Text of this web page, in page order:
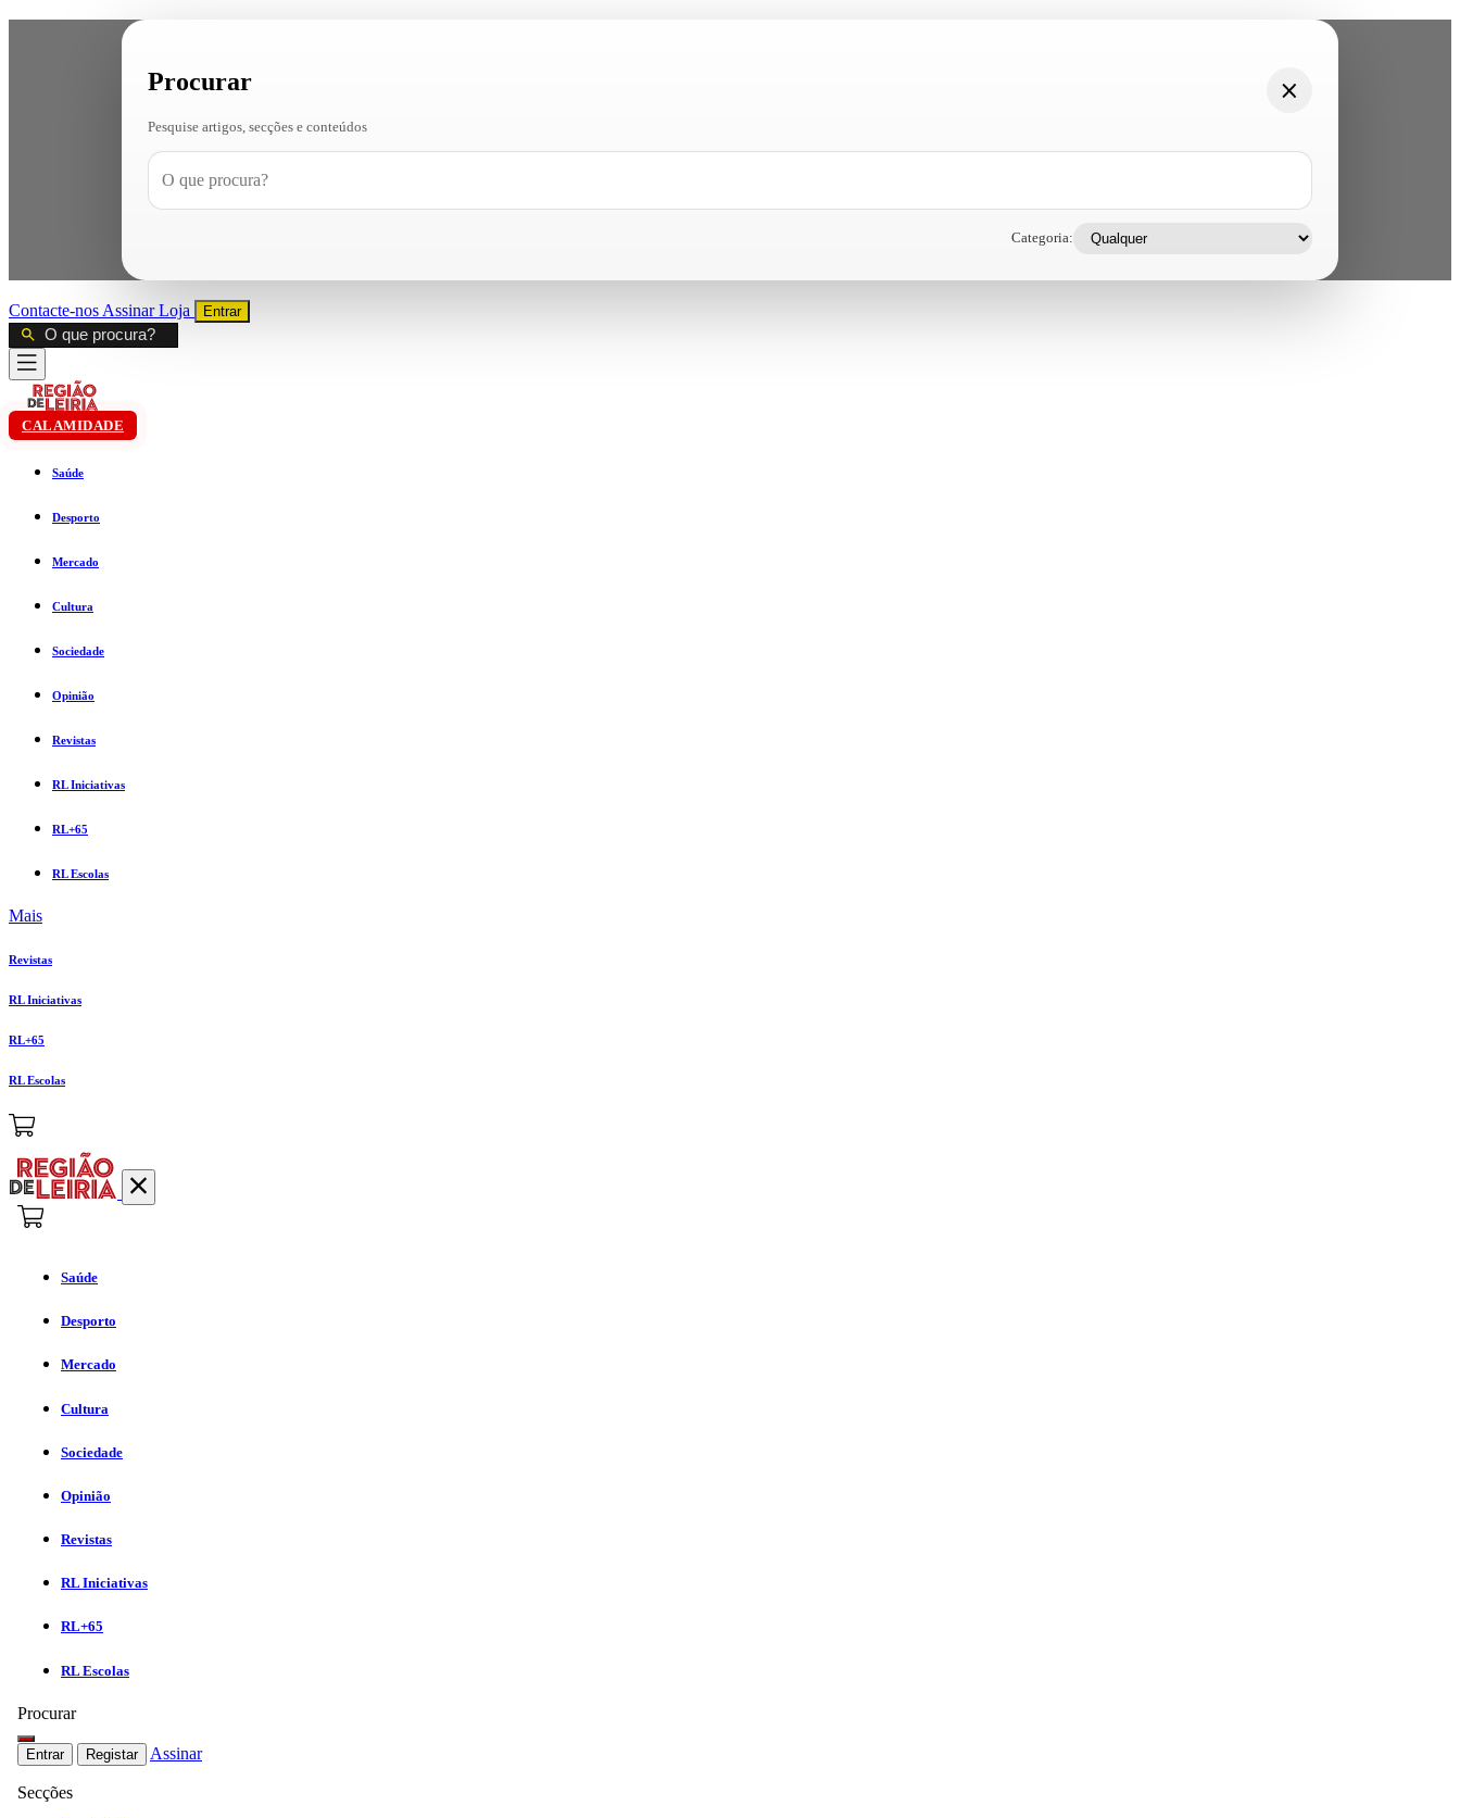
Procurar
Pesquise artigos, secções e conteúdos
Categoria:
Contacte-nos AssinarLoja Entrar
CALAMIDADE
Saúde
Desporto
Mercado
Cultura
Sociedade
Opinião
Revistas
RL Iniciativas
RL+65
RL Escolas
Mais
Revistas
RL Iniciativas
RL+65
RL Escolas
Saúde
Desporto
Mercado
Cultura
Sociedade
Opinião
Revistas
RL Iniciativas
RL+65
RL Escolas
Procurar
Entrar Registar Assinar
Secções